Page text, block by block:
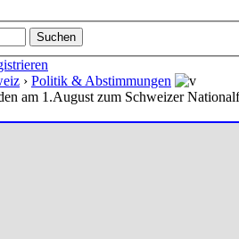
› Politik & Abstimmungen
am 1.August zum Schweizer